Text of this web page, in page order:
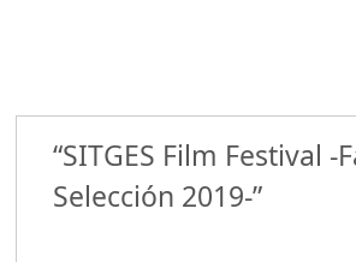
“SITGES Film Festival -
Selección 2019-”